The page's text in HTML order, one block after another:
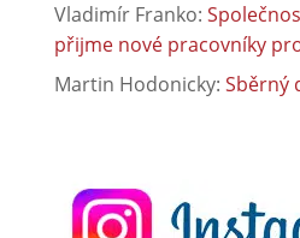
Vladimír Franko:
přijme nové pracovníky
Martin Hodonicky: Sběrný